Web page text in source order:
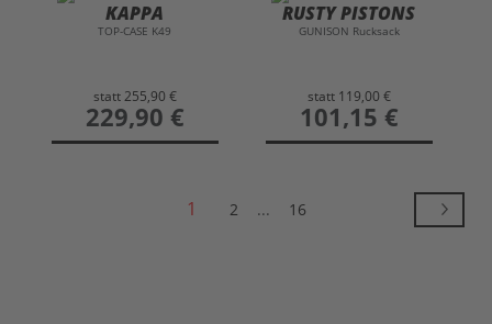
KAPPA
TOP-CASE K49
statt 255,90 €
preis
229,90 €
RUSTY PISTONS
GUNISON Rucksack
statt 119,00 €
preis
101,15 €
1 2 ... 16